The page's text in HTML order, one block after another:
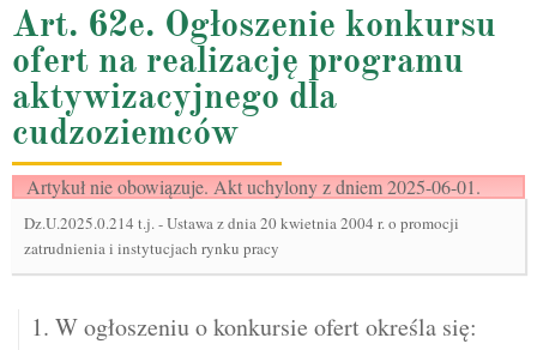
Art. 62e. Ogłoszenie konkursu
ofert na realizację programu
aktywizacyjnego dla
cudzoziemców
Artykuł nie obowiązuje. Akt uchylony z dniem 2025-06-01.
Dz.U.2025.0.214 t.j.-Ustawa z dnia 20 kwietnia 2004 r. o promocji
zatrudnienia i instytucjach rynku pracy
1. W ogłoszeniu o konkursie ofert określa się: